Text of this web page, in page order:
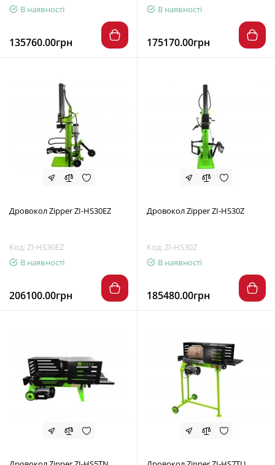
В наявності
135760.00грн
В наявності
175170.00грн
Дровокол Zipper ZI-HS30EZ
Код: ZI-HS30EZ
В наявності
206100.00грн
Дровокол Zipper ZI-HS30Z
Код: ZI-HS30Z
В наявності
185480.00грн